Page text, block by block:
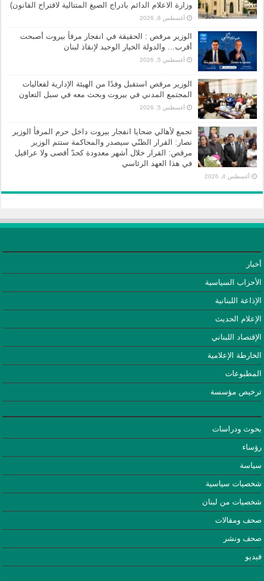
وزارة الاعلام الدائم بادراج الصيغ المتتالية لاقتراح القانون)
أغسطس 6, 2026
الوزير مرقص : الحقيقة في انفجار مرفأ بيروت أصبحت
أقرب… والدولة الخيار الوحيد لإنقاذ لبنان
أغسطس 5, 2026
الوزير مرقص استقبل وفدًا من الهيئة الإدارية لفعاليات
المجتمع المدني في بيروت وبحث معه في سبل التعاون
أغسطس 5, 2026
تجمع لأهالي ضحايا انفجار بيروت داخل حرم المرفأ الوزير
نصار: القرار الظنّي سيصدر والمحاكمة ستتم الوزير
مرقص: القرار خلال أشهر معدودة كحدّ أقصى ولا عراقيل
في هذا العهد الرئاسي
أغسطس 4, 2026
أخبار
الأحزاب السياسية
الإذاعة اللبنانية
الإعلام الحديث
الإقتصاد اللبناني
الخارطة الإعلامية
المطبوعات
ترخيص مؤسسة
بحوث ودراسات
رؤساء
سياسة
شخصيات سياسية
شخصيات من لبنان
صحف ومقالات
صحف ونشر
فيديو